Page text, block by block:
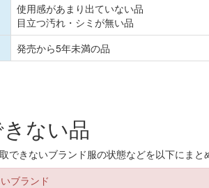
使用感があまり出ていない品
目立つ汚れ・シミが無い品
発売から5年未満の品
ない品
できないブランド服の状態などを以下にまと
ブランド